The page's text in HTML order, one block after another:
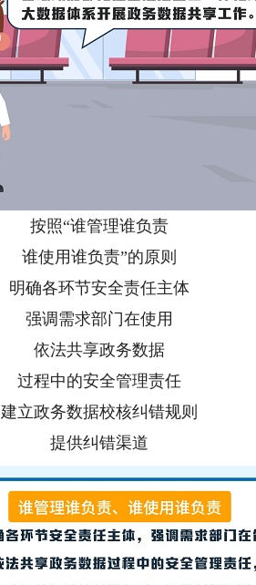
按照“谁管理谁负责
谁使用谁负责”的原则
明确各环节安全责任主体
强调需求部门在使用
依法共享政务数据
过程中的安全管理责任
建立政务数据校核纠错规则
提供纠错渠道